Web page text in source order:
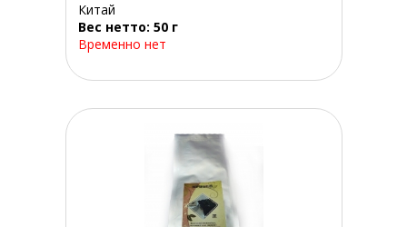
Китай
Вес нетто: 50 г
Временно нет